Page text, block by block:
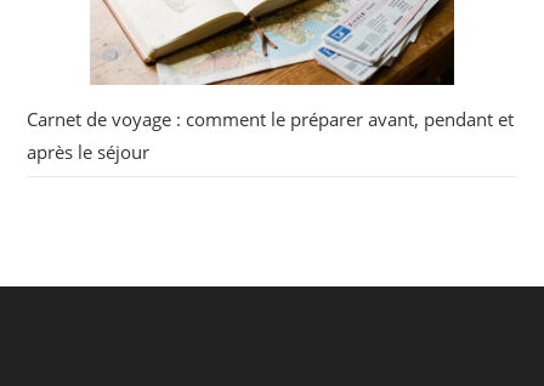
Carnet de voyage : comment le préparer avant, pendant et
après le séjour